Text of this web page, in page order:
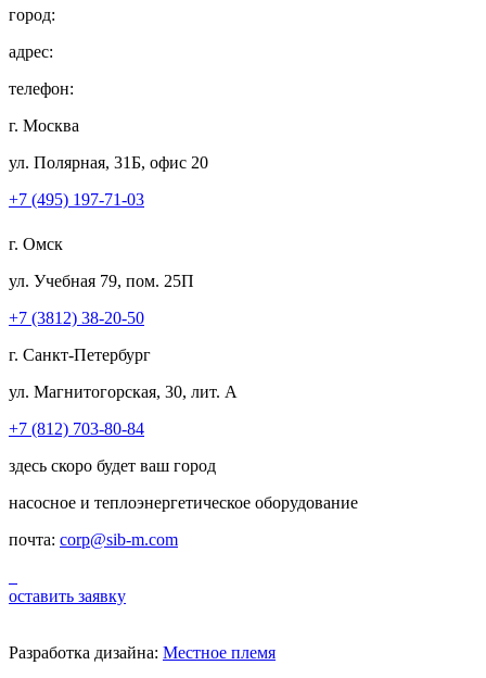
город:
адрес:
телефон:
г. Москва
ул. Полярная, 31Б, офис 20
+7 (495) 197-71-03
г. Омск
ул. Учебная 79, пом. 25П
+7 (3812) 38-20-50
г. Санкт-Петербург
ул. Магнитогорская, 30, лит. А
+7 (812) 703-80-84
здесь скоро будет ваш город
насосное и теплоэнергетическое оборудование
почта: corp@sib-m.com
оставить заявку
Разработка дизайна: Местное племя